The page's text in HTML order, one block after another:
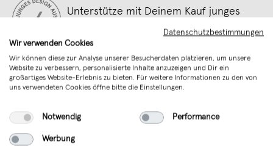
Unterstütze mit Deinem Kauf junges
Design aus DeutschlandDatenschutzbestimmungen
Wir verwenden Cookies
Wir können diese zur Analyse unserer Besucherdaten platzieren, um unsere
Website zu verbessern, personalisierte Inhalte anzuzeigen und Dir ein
großartiges Website-Erlebnis zu bieten. Für weitere Informationen zu den von
uns verwendeten Cookies öffne bitte die Einstellungen.
Notwendig Performance
Werbung